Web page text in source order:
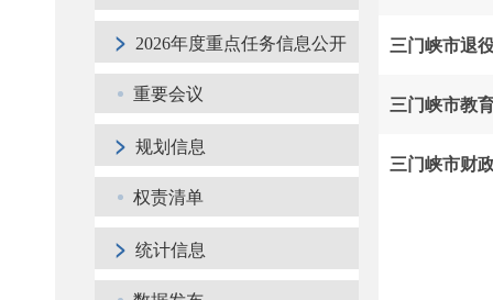
> 2026年度重点任务信息公开
重要会议
> 规划信息
权责清单
> 统计信息
三门峡市退
三门峡市教
三门峡市财